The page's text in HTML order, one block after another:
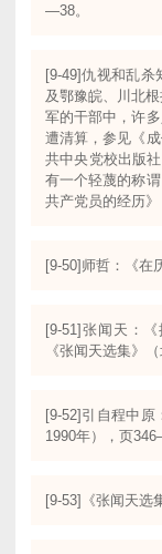
—38。
[9-49]仇视和乱
及鄂豫皖、川北
军的干部中，许
遭清算，参见《
共中央党校出版
有一个轻蔑的称
共产党员的经历》
[9-50]师哲：《在
[9-51]张闻天：
《张闻天选集》
[9-52]引自程中原
1990年），页
[9-53]《张闻天选